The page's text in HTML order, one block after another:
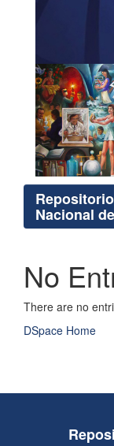
Nacional
No
There are no
DSpace Home